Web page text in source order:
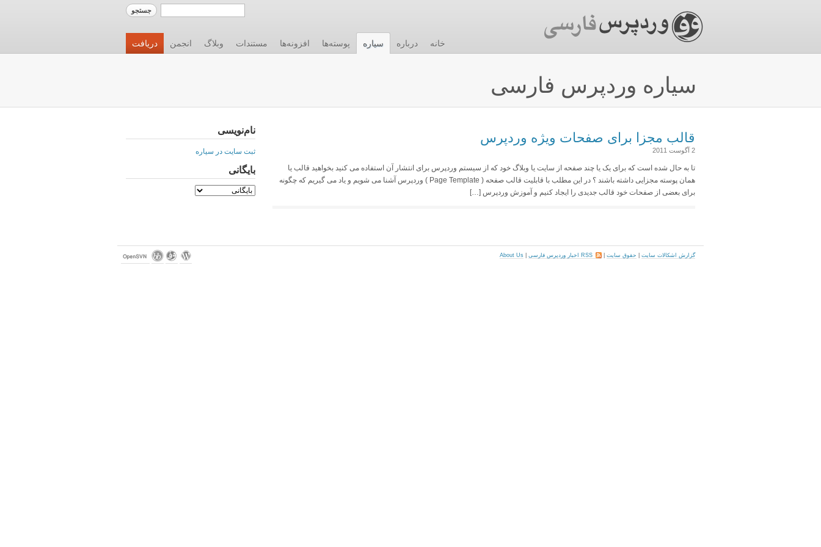
دریافت انجمن وبلاگ مستندات افزونه‌ها پوسته‌ها سیاره درباره خانه
سیاره وردپرس فارسی
قالب مجزا برای صفحات ویژه وردپرس
2 آگوست 2011
تا به حال شده است که برای یک یا چند صفحه از سایت یا وبلاگ خود که از سیستم وردپرس برای انتشار آن استفاده می کنید بخواهید قالب یا
همان پوسته مجزایی داشته باشند ؟ در این مطلب با قابلیت قالب صفحه ( Page Template ) وردپرس آشنا می شویم و یاد می گیریم که چگونه
برای بعضی از صفحات خود قالب جدیدی را ایجاد کنیم و آموزش وردپرس […]
نام‌نویسی
ثبت سایت در سیاره
بایگانی
گزارش اشکالات سایت حقوق سایت RSS اخبار وردپرس فارسی About Us